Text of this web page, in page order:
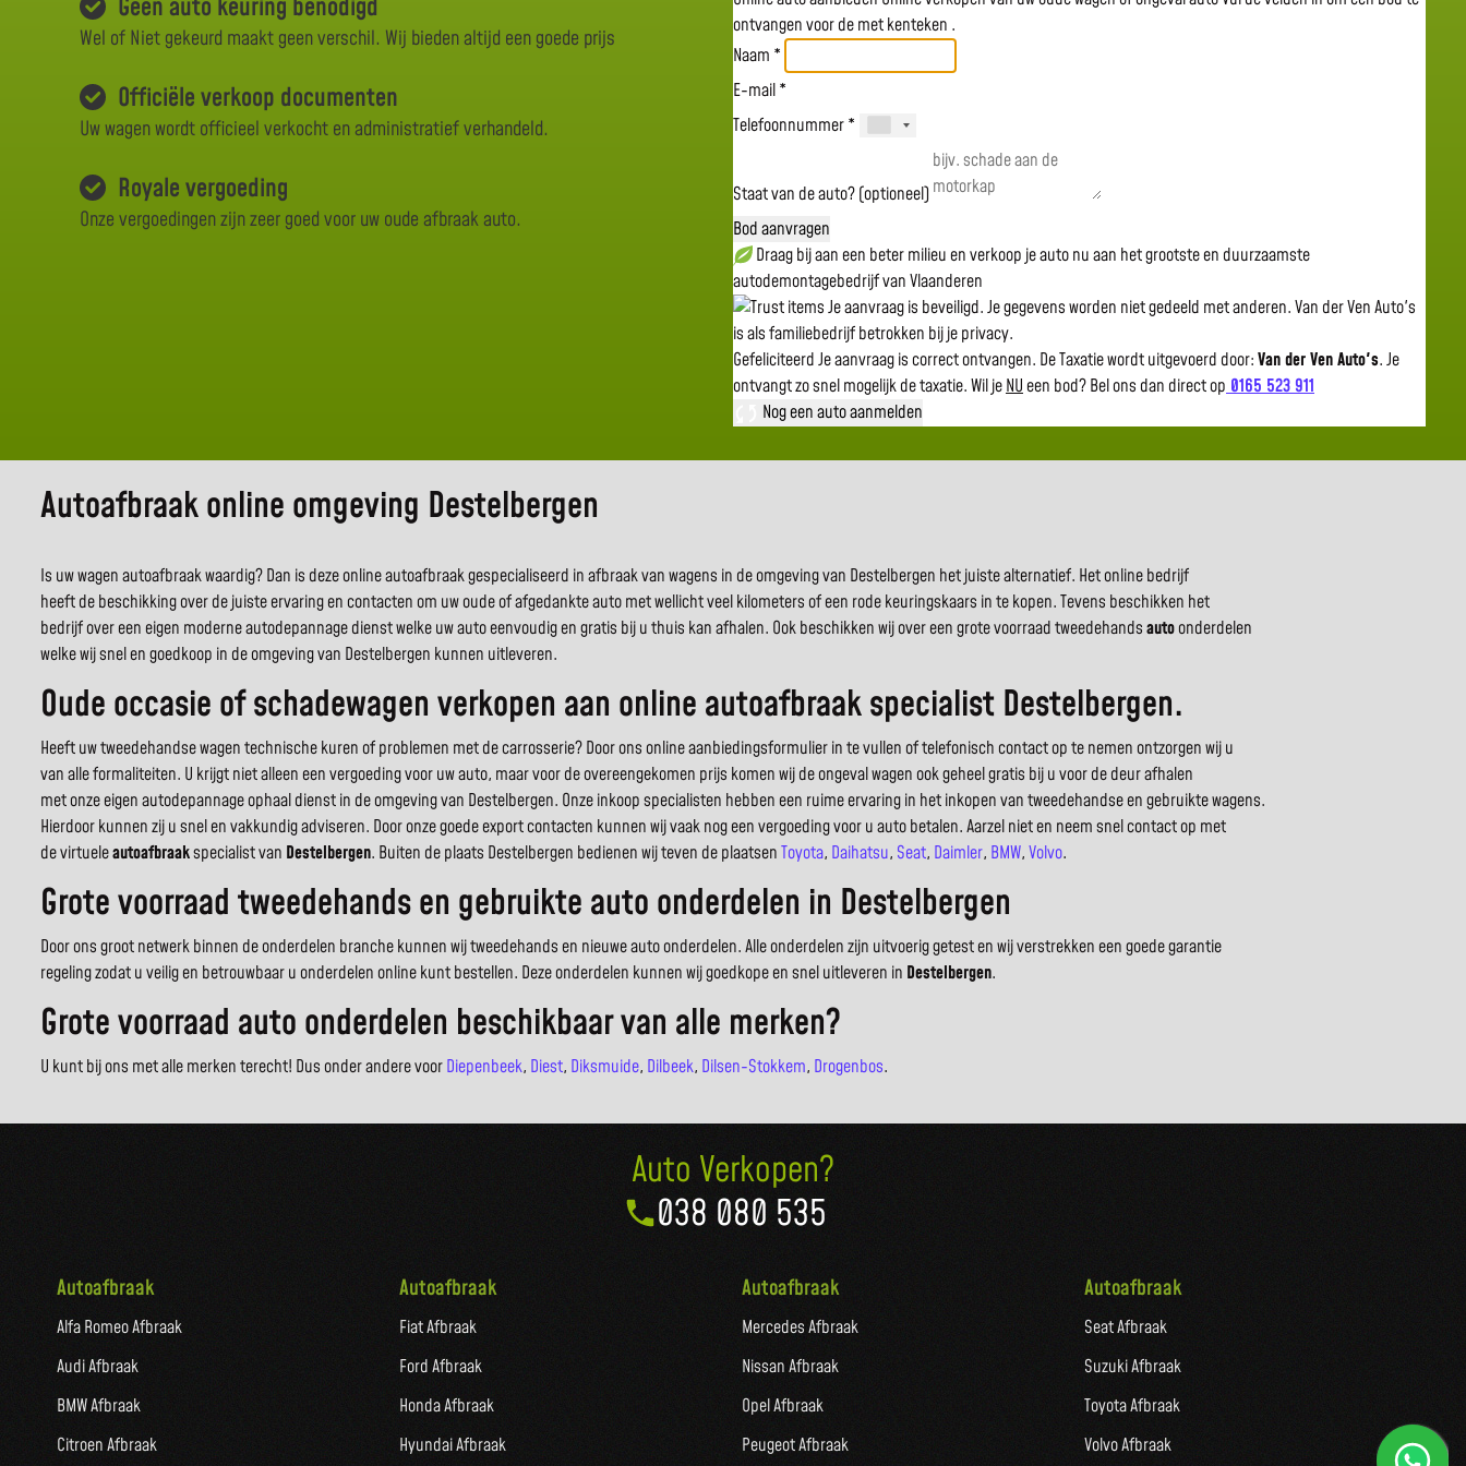
Geen auto keuring benodigd
Wel of Niet gekeurd maakt geen verschil. Wij bieden altijd een goede prijs
Officiële verkoop documenten
Uw wagen wordt officieel verkocht en administratief verhandeld.
Royale vergoeding
Onze vergoedingen zijn zeer goed voor uw oude afbraak auto.
ontvangen voor demet kenteken .
Naam *
E-mail *
Telefoonnummer *
Staat van de auto? (optioneel)
Bod aanvragen
Draag bij aan een beter milieu en verkoop je auto nu aan het grootste en duurzaamste
autodemontagebedrijf van Vlaanderen
Je aanvraag is beveiligd. Je gegevens worden niet gedeeld met anderen. Van der Ven Auto's
is als familiebedrijf betrokken bij je privacy.
GefeliciteerdJe aanvraag is correct ontvangen. De Taxatie wordt uitgevoerd door:Van der Ven Auto's.Je
ontvangt zo snel mogelijk de taxatie.Wil jeNUeen bod? Bel ons dan direct op 0165 523 911
Nog een auto aanmelden
Autoafbraak online omgeving Destelbergen
Is uw wagen autoafbraak waardig? Dan is deze online autoafbraak gespecialiseerd in afbraak van wagens in de omgeving van Destelbergen het juiste alternatief. Het online bedrijf
heeft de beschikking over de juiste ervaring en contacten om uw oude of afgedankte auto met wellicht veel kilometers of een rode keuringskaars in te kopen. Tevens beschikken het
bedrijf over een eigen moderne autodepannage dienst welke uw auto eenvoudig en gratis bij u thuis kan afhalen. Ook beschikken wij over een grote voorraad tweedehandsautoonderdelen
welke wij snel en goedkoop in de omgeving van Destelbergen kunnen uitleveren.
Oude occasie of schadewagen verkopen aan online autoafbraak specialist Destelbergen.
Heeft uw tweedehandse wagen technische kuren of problemen met de carrosserie? Door ons online aanbiedingsformulier in te vullen of telefonisch contact op te nemen ontzorgen wij u
van alle formaliteiten. U krijgt niet alleen een vergoeding voor uw auto, maar voor de overeengekomen prijs komen wij de ongeval wagen ook geheel gratis bij u voor de deur afhalen
met onze eigen autodepannage ophaal dienst in de omgeving van Destelbergen. Onze inkoop specialisten hebben een ruime ervaring in het inkopen van tweedehandse en gebruikte wagens.
Hierdoor kunnen zij u snel en vakkundig adviseren. Door onze goede export contacten kunnen wij vaak nog een vergoeding voor u auto betalen. Aarzel niet en neem snel contact op met
de virtueleautoafbraakspecialist van Destelbergen. Buiten de plaats Destelbergen bedienen wij teven de plaatsenToyota, Daihatsu, Seat, Daimler, BMW,Volvo.
Grote voorraad tweedehands en gebruikte auto onderdelen in Destelbergen
Door ons groot netwerk binnen de onderdelen branche kunnen wij tweedehands en nieuwe auto onderdelen. Alle onderdelen zijn uitvoerig getest en wij verstrekken een goede garantie
regeling zodat u veilig en betrouwbaar u onderdelen online kunt bestellen. Deze onderdelen kunnen wij goedkope en snel uitleveren in Destelbergen.
Grote voorraad auto onderdelen beschikbaar van alle merken?
U kunt bij ons met alle merken terecht! Dus onder andere voorDiepenbeek, Diest, Diksmuide, Dilbeek, Dilsen-Stokkem, Drogenbos.
Auto Verkopen?
038 080 535
Autoafbraak
Alfa Romeo Afbraak
Audi Afbraak
BMW Afbraak
Citroen Afbraak
Autoafbraak
Fiat Afbraak
Ford Afbraak
Honda Afbraak
Hyundai Afbraak
Autoafbraak
Mercedes Afbraak
Nissan Afbraak
Opel Afbraak
Peugeot Afbraak
Autoafbraak
Seat Afbraak
Suzuki Afbraak
Toyota Afbraak
Volvo Afbraak